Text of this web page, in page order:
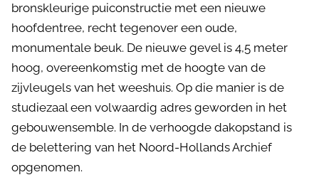
bronskleurige puiconstructie met een nieuwe
hoofdentree, recht tegenover een oude,
monumentale beuk. De nieuwe gevel is 4,5 meter
hoog, overeenkomstig met de hoogte van de
zijvleugels van het weeshuis. Op die manier is de
studiezaal een volwaardig adres geworden in het
gebouwensemble. In de verhoogde dakopstand is
de belettering van het Noord-Hollands Archief
opgenomen.